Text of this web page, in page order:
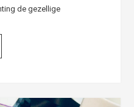
de gezellige